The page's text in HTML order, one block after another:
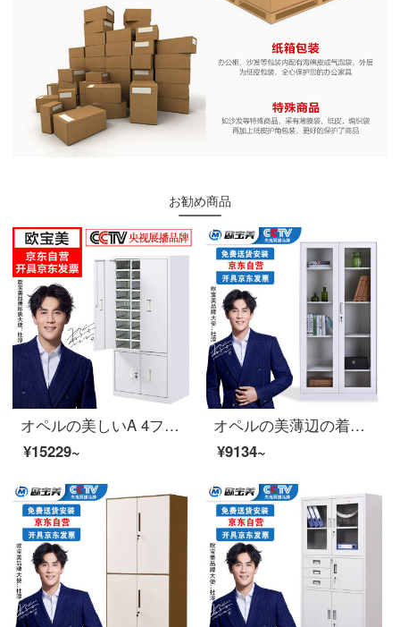
お勧め商品
オペルの美しいA 4ファイルの整理棚の事務室のチェストの収納棚の領収書の箱の鉄の皮の箱の18は枠を引き出して扉を持ちます
¥15229~
オペルの美薄辺の着脱チェスト資料棚の書類棚の鋼製の鉄の皮の戸棚の通
¥9134~